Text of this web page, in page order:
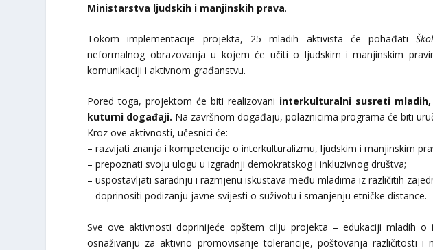
Ministarstva ljudskih i manjinskih prava.
Tokom implementacije projekta, 25 mladih aktivista će pohađati
neformalnog obrazovanja u kojem će učiti o ljudskim i manjinskim
komunikaciji i aktivnom građanstvu.
Pored toga, projektom će biti realizovani interkulturalni susreti
kuturni događaji. Na završnom događaju, polaznicima programa će biti
Kroz ove aktivnosti, učesnici će:
– razvijati znanja i kompetencije o interkulturalizmu, ljudskim i manjinskim
– prepoznati svoju ulogu u izgradnji demokratskog i inkluzivnog društva;
– uspostavljati saradnju i razmjenu iskustava među mladima iz različitih
– doprinositi podizanju javne svijesti o suživotu i smanjenju etničke distance.
Sve ove aktivnosti doprinijeće opštem cilju projekta – edukaciji mladih o
osnaživanju za aktivno promovisanje tolerancije, poštovanja različitosti i